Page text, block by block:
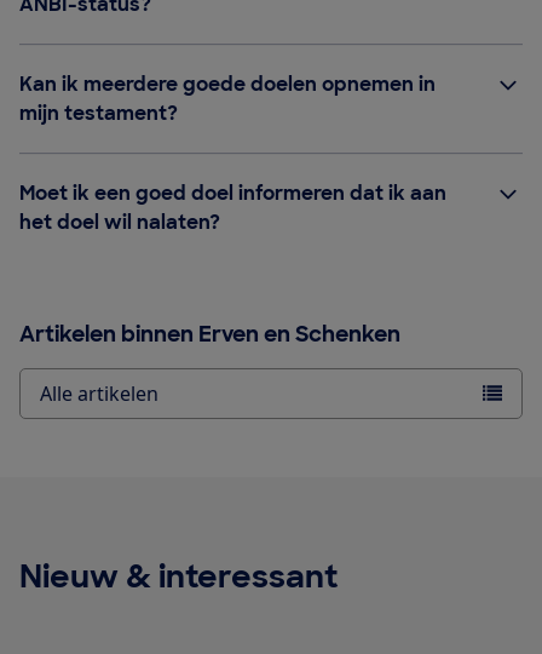
Kan ik meerdere goede doelen opnemen in
mijn testament?
Moet ik een goed doel informeren dat ik aan
het doel wil nalaten?
Artikelen binnen Erven en Schenken
Alle artikelen
Nieuw & interessant